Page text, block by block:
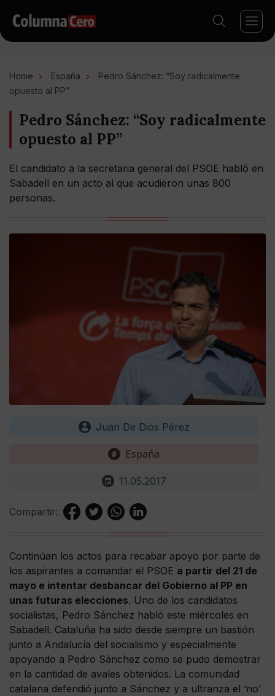
Home España
Pedro Sánchez: “Soy radicalmente
opuesto al PP”
Pedro Sánchez: “Soy radicalmente
opuesto al PP”
El candidato a la secretaria general del PSOE habló en
Sabadell en un acto al que acudieron unas 800
personas.
Juan De Dios Pérez
España
11.05.2017
Compartir:
Continúan los actos para recabar apoyo por parte de
los aspirantes a comandar el PSOE a partir del 21 de
mayo e intentar desbancar del Gobierno al PP en
unas futuras elecciones. Uno de los candidatos
socialistas, Pedro Sánchez habló este miércoles en
Sabadell. Cataluña ha sido desde siempre un bastión
junto a Andalucía del socialismo y especialmente
apoyando a Pedro Sánchez como se pudo demostrar
en la cantidad de avales obtenidos. La comunidad
catalana defendió junto a Sánchez y a ultranza el ‘no’